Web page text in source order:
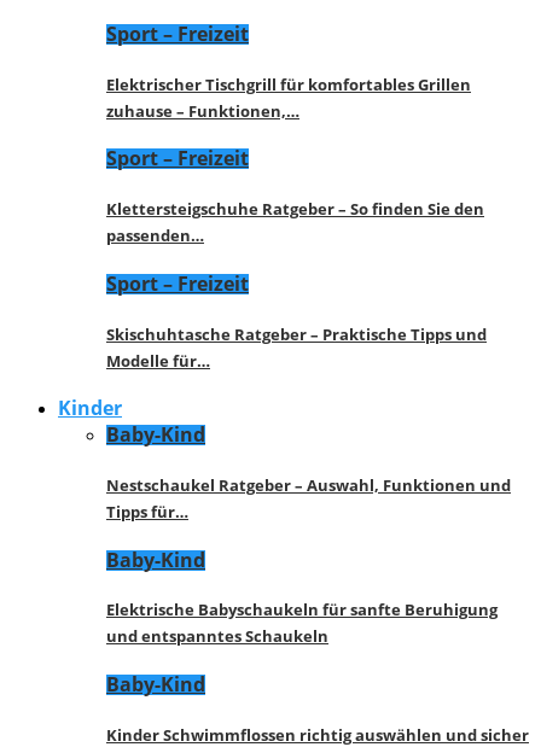
Sport – Freizeit
Elektrischer Tischgrill für komfortables Grillen
zuhause – Funktionen,…
Sport – Freizeit
Klettersteigschuhe Ratgeber – So finden Sie den
passenden…
Sport – Freizeit
Skischuhtasche Ratgeber – Praktische Tipps und
Modelle für…
Kinder
Baby-Kind
Nestschaukel Ratgeber – Auswahl, Funktionen und
Tipps für…
Baby-Kind
Elektrische Babyschaukeln für sanfte Beruhigung
und entspanntes Schaukeln
Baby-Kind
Kinder Schwimmflossen richtig auswählen und sicher